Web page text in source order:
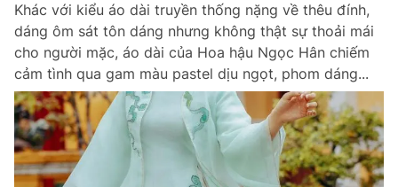
Khác với kiểu áo dài truyền thống nặng về thêu đính,
dáng ôm sát tôn dáng nhưng không thật sự thoải mái
cho người mặc, áo dài của Hoa hậu Ngọc Hân chiếm
cảm tình qua gam màu pastel dịu ngọt, phom dáng...